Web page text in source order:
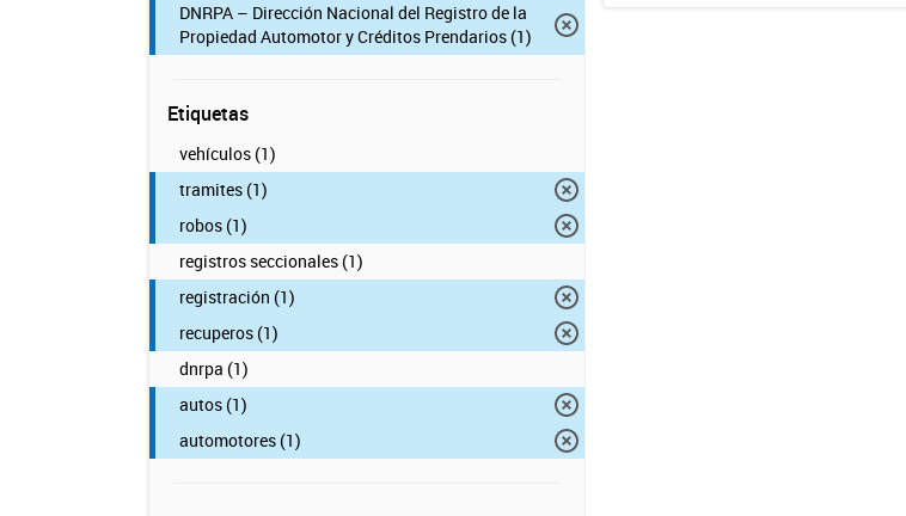
DNRPA – Dirección Nacional del Registro de la
Propiedad Automotor y Créditos Prendarios (1)
Etiquetas
vehículos (1)
tramites (1)
robos (1)
registros seccionales (1)
registración (1)
recuperos (1)
dnrpa (1)
autos (1)
automotores (1)